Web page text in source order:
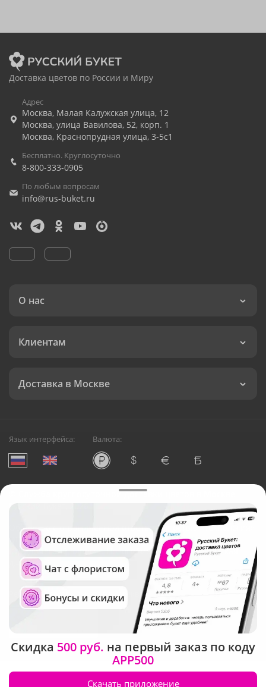
Доставка цветов по России и Миру
Адрес
Москва, Малая Калужская улица, 12
Москва, улица Вавилова, 52, корп. 1
Москва, Краснопрудная улица, 3-5с1
Бесплатно. Круглосуточно
8-800-333-0905
По любым вопросам
info@rus-buket.ru
О нас
Клиентам
Доставка в Москве
Язык интерфейса: Валюта:
Служба круглосуточной доставки цветов в Москве
Русский Букет, 2026
Общество с ограниченной ответственностью «Технология»
ОГРН: 1195476081745, ИНН: 5410081997
Юридический адрес: г. Новосибирск, ул. Ипподромская,
д.42, оф. 3
Рейтинг Русского букета в г. Москва
Скидка 500 руб. на первый заказ по коду
APP500
Скачать приложение